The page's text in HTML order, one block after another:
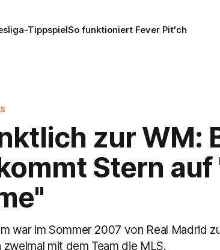
TippspielSo funktioniert Fever Pit'ch
zur WM:
Stern auf
war im Sommer 2007 von Real Madrid
zweimal mit dem Team die MLS.